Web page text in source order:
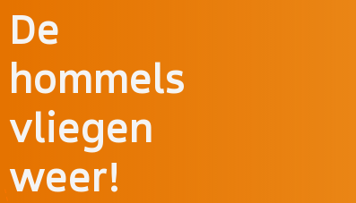
De
hommels
vliegen
weer!